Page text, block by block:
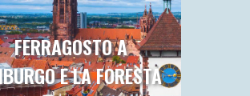
DELLA TURCHIA